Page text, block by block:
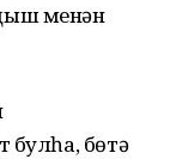
менән
булһа, бөтә